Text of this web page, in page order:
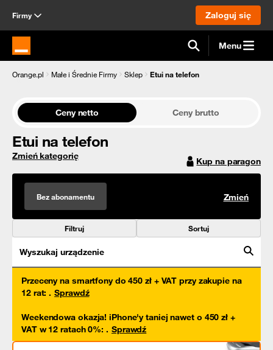
Firmy Zaloguj się
Strona główna Orange.pl Menu
Orange.pl Małe i Średnie Firmy Sklep Etui na telefon
Ceny netto Ceny brutto
Etui na telefon
Zmień kategorię Kup na paragon
Bez abonamentu Zmień
Filtruj Sortuj
Wyszukaj urządzenie
Przeceny na smartfony do 450 zł + VAT przy zakupie na
12 rat: . Sprawdź
Weekendowa okazja! iPhone'y taniej nawet o 450 zł +
VAT w 12 ratach 0%: . Sprawdź